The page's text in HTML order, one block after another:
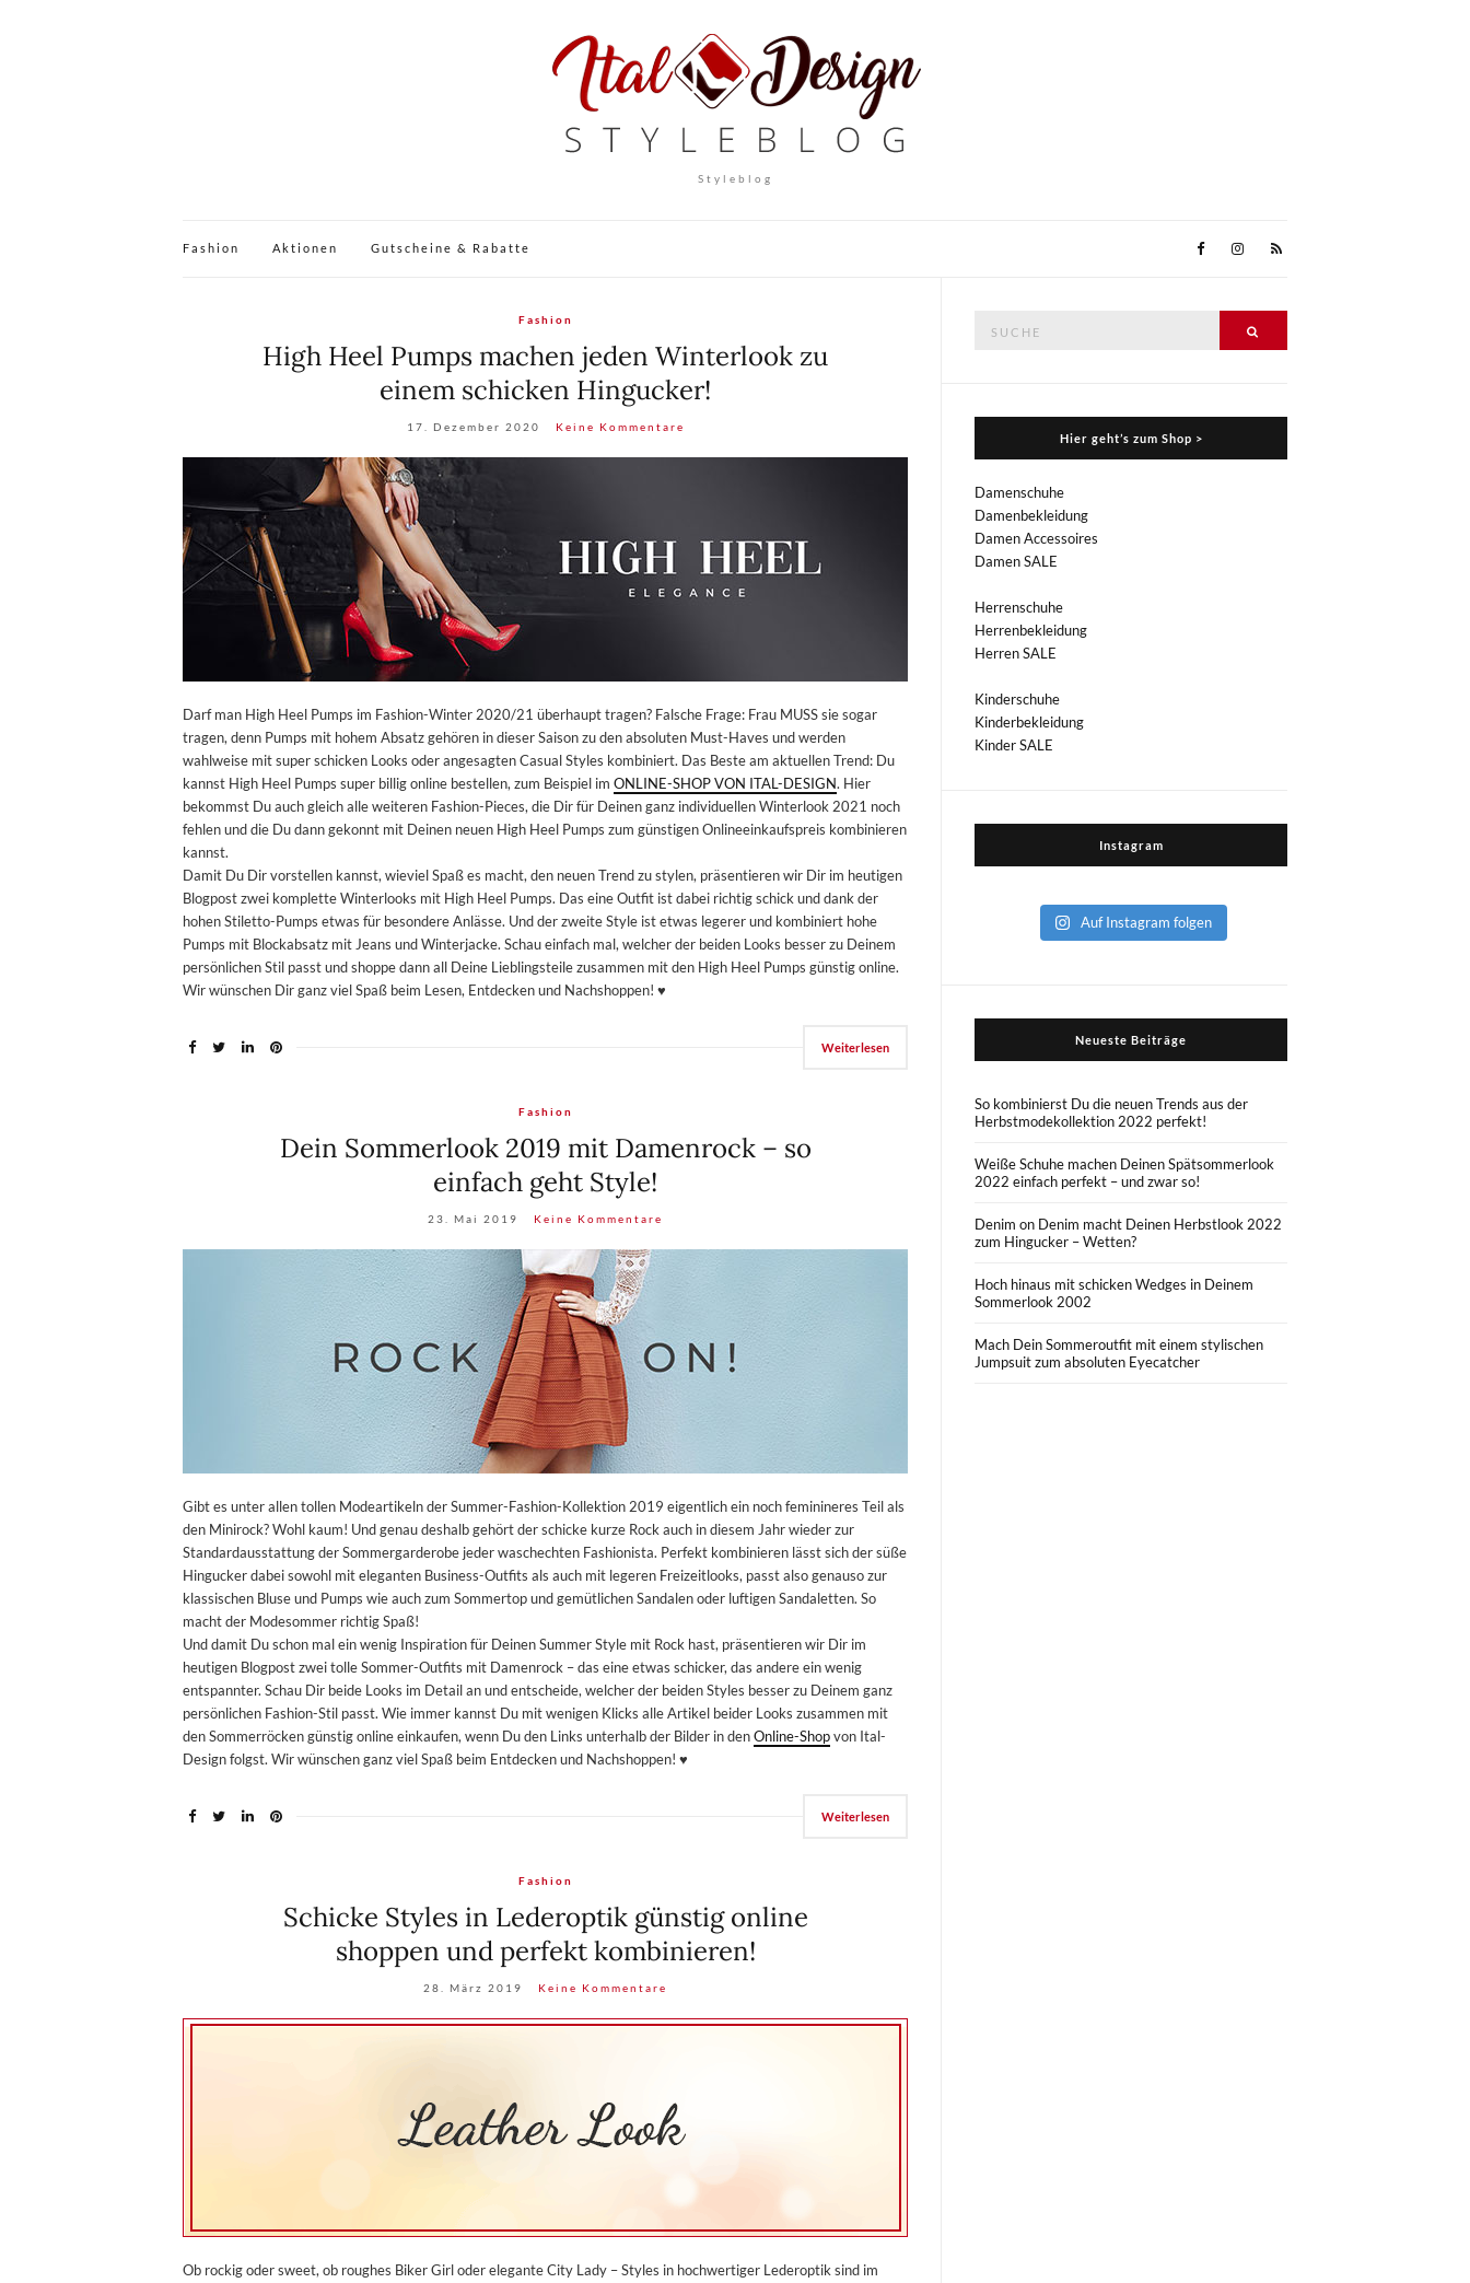
Styleblog
Fashion Aktionen Gutscheine & Rabatte
Fashion
High Heel Pumps machen jeden Winterlook zu
einem schicken Hingucker!
17. Dezember 2020 Keine Kommentare
Darf man High Heel Pumps im Fashion-Winter 2020/21 überhaupt tragen? Falsche Frage: Frau MUSS sie sogar
tragen, denn Pumps mit hohem Absatz gehören in dieser Saison zu den absoluten Must-Haves und werden
wahlweise mit super schicken Looks oder angesagten Casual Styles kombiniert. Das Beste am aktuellen Trend: Du
kannst High Heel Pumps super billig online bestellen, zum Beispiel im ONLINE-SHOP VON ITAL-DESIGN. Hier
bekommst Du auch gleich alle weiteren Fashion-Pieces, die Dir für Deinen ganz individuellen Winterlook 2021 noch
fehlen und die Du dann gekonnt mit Deinen neuen High Heel Pumps zum günstigen Onlineeinkaufspreis kombinieren
kannst.
Damit Du Dir vorstellen kannst, wieviel Spaß es macht, den neuen Trend zu stylen, präsentieren wir Dir im heutigen
Blogpost zwei komplette Winterlooks mit High Heel Pumps. Das eine Outfit ist dabei richtig schick und dank der
hohen Stiletto-Pumps etwas für besondere Anlässe. Und der zweite Style ist etwas legerer und kombiniert hohe
Pumps mit Blockabsatz mit Jeans und Winterjacke. Schau einfach mal, welcher der beiden Looks besser zu Deinem
persönlichen Stil passt und shoppe dann all Deine Lieblingsteile zusammen mit den High Heel Pumps günstig online.
Wir wünschen Dir ganz viel Spaß beim Lesen, Entdecken und Nachshoppen! ♥
Weiterlesen
Fashion
Dein Sommerlook 2019 mit Damenrock – so
einfach geht Style!
23. Mai 2019 Keine Kommentare
Gibt es unter allen tollen Modeartikeln der Summer-Fashion-Kollektion 2019 eigentlich ein noch feminineres Teil als
den Minirock? Wohl kaum! Und genau deshalb gehört der schicke kurze Rock auch in diesem Jahr wieder zur
Standardausstattung der Sommergarderobe jeder waschechten Fashionista. Perfekt kombinieren lässt sich der süße
Hingucker dabei sowohl mit eleganten Business-Outfits als auch mit legeren Freizeitlooks, passt also genauso zur
klassischen Bluse und Pumps wie auch zum Sommertop und gemütlichen Sandalen oder luftigen Sandaletten. So
macht der Modesommer richtig Spaß!
Und damit Du schon mal ein wenig Inspiration für Deinen Summer Style mit Rock hast, präsentieren wir Dir im
heutigen Blogpost zwei tolle Sommer-Outfits mit Damenrock – das eine etwas schicker, das andere ein wenig
entspannter. Schau Dir beide Looks im Detail an und entscheide, welcher der beiden Styles besser zu Deinem ganz
persönlichen Fashion-Stil passt. Wie immer kannst Du mit wenigen Klicks alle Artikel beider Looks zusammen mit
den Sommerröcken günstig online einkaufen, wenn Du den Links unterhalb der Bilder in denOnline-Shopvon Ital-
Design folgst. Wir wünschen ganz viel Spaß beim Entdecken und Nachshoppen! ♥
Weiterlesen
Fashion
Schicke Styles in Lederoptik günstig online
shoppen und perfekt kombinieren!
28. März 2019 Keine Kommentare
Ob rockig oder sweet, ob roughes Biker Girl oder elegante City Lady – Styles in hochwertiger Lederoptik sind im
Hier geht’s zum Shop >
Damenschuhe
Damenbekleidung
Damen Accessoires
Damen SALE
Herrenschuhe
Herrenbekleidung
Herren SALE
Kinderschuhe
Kinderbekleidung
Kinder SALE
Instagram
Auf Instagram folgen
Neueste Beiträge
So kombinierst Du die neuen Trends aus der
Herbstmodekollektion 2022 perfekt!
Weiße Schuhe machen Deinen Spätsommerlook
2022 einfach perfekt – und zwar so!
Denim on Denim macht Deinen Herbstlook 2022
zum Hingucker – Wetten?
Hoch hinaus mit schicken Wedges in Deinem
Sommerlook 2002
Mach Dein Sommeroutfit mit einem stylischen
Jumpsuit zum absoluten Eyecatcher